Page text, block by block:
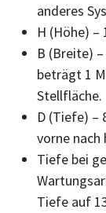
anderes
H (Höhe) –
B (Breite)
beträgt 1
Stellfläche.
D (Tiefe) –
vorne nach
Tiefe bei
Tiefe auf